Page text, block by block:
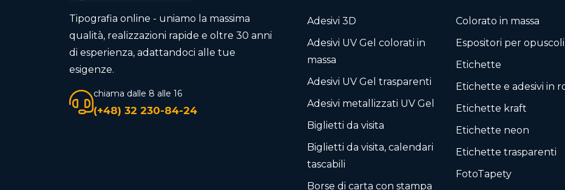
Tipografia online - uniamo la massima
qualità, realizzazioni rapide e oltre 30 anni
di esperienza, adattandoci alle tue
esigenze.
chiama dalle 8 alle 16
(+48) 32 230-84-24
Adesivi 3D
Adesivi UV Gel colorati in
massa
Adesivi UV Gel trasparenti
Adesivi metallizzati UV Gel
Biglietti da visita
Biglietti da visita, calendari
tascabili
Borse di carta con stampa
Colorato in massa
Espositori per opuscoli
Etichette
Etichette e adesivi in
Etichette kraft
Etichette neon
Etichette trasparenti
FotoTapety